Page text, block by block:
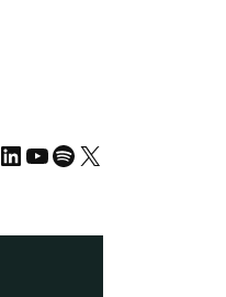
LinkedIn
YouTube
Spotify
X